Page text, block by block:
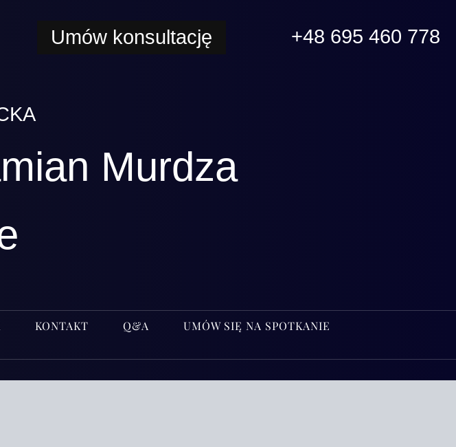
Umów konsultację +48 695 460 778
Murdza
KONTAKT Q&A UMÓW SIĘ NA SPOTKANIE